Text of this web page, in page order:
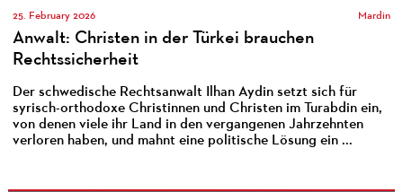
25. February 2026 Mardin
Anwalt: Christen in der Türkei brauchen
Rechtssicherheit
Der schwedische Rechtsanwalt Ilhan Aydin setzt sich für
syrisch-orthodoxe Christinnen und Christen im Turabdin ein,
von denen viele ihr Land in den vergangenen Jahrzehnten
verloren haben, und mahnt eine politische Lösung ein ...